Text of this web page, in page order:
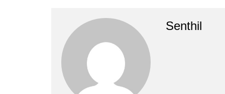
Senthil